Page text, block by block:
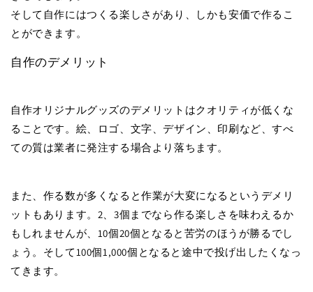
そして自作にはつくる楽しさがあり、しかも安価で作るこ
とができます。
自作のデメリット
自作オリジナルグッズのデメリットはクオリティが低くな
ることです。絵、ロゴ、文字、デザイン、印刷など、すべ
ての質は業者に発注する場合より落ちます。
また、作る数が多くなると作業が大変になるというデメリ
ットもあります。2、3個までなら作る楽しさを味わえるか
もしれませんが、10個20個となると苦労のほうが勝るでし
ょう。そして100個1,000個となると途中で投げ出したくなっ
てきます。